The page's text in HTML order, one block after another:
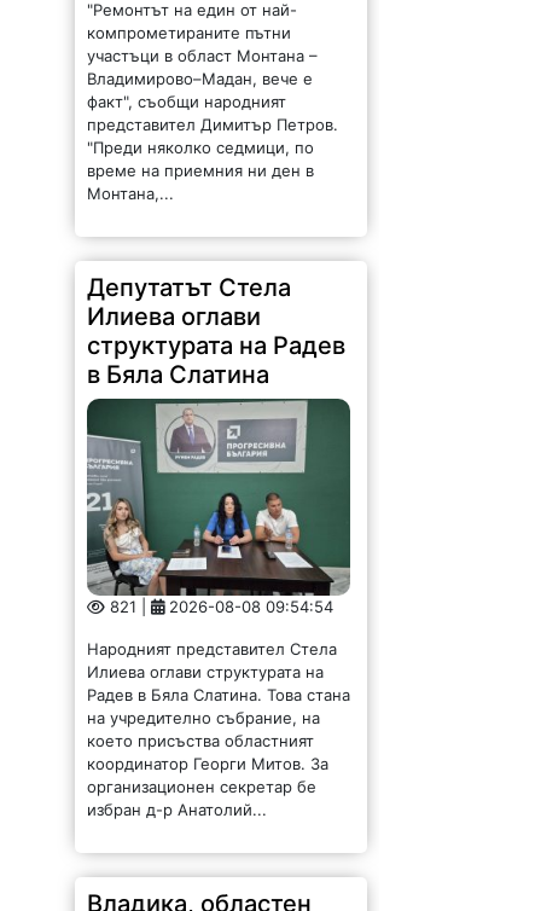
"Ремонтът на един от най-
компрометираните пътни
участъци в област Монтана –
Владимирово–Мадан, вече е
факт", съобщи народният
представител Димитър Петров.
"Преди няколко седмици, по
време на приемния ни ден в
Монтана,...
Депутатът Стела
Илиева оглави
структурата на Радев
в Бяла Слатина
821 | 2026-08-08 09:54:54
Народният представител Стела
Илиева оглави структурата на
Радев в Бяла Слатина. Това стана
на учредително събрание, на
което присъства областният
координатор Георги Митов. За
организационен секретар бе
избран д-р Анатолий...
Владика, областен